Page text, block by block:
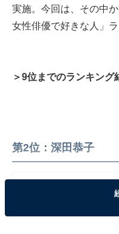
実施。今回は、その中
女性俳優で好きな人」
＞9位までのランキング
第2位：深田恭子